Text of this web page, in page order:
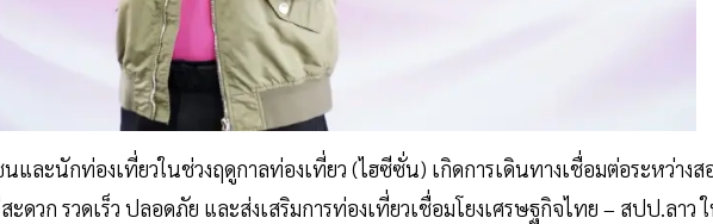
ละนักท่องเที่ยวในช่วงฤดูกาลท่องเที่ยว (ไฮซีซั่น) เกิดการเดินทางเชื่อมต่อระหว่างส
ดวก รวดเร็ว ปลอดภัย และส่งเสริมการท่องเที่ยวเชื่อมโยงเศรษฐกิจไทย – สปป.ลาว